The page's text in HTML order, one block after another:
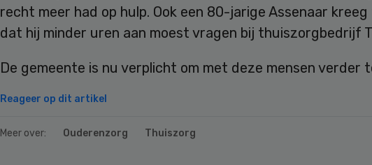
recht meer had op hulp. Ook een 80-jarige Assenaar
dat hij minder uren aan moest vragen bij thuiszorgbedrijf
De gemeente is nu verplicht om met deze mensen verder
Reageer op dit artikel
Meer over: Ouderenzorg Thuiszorg